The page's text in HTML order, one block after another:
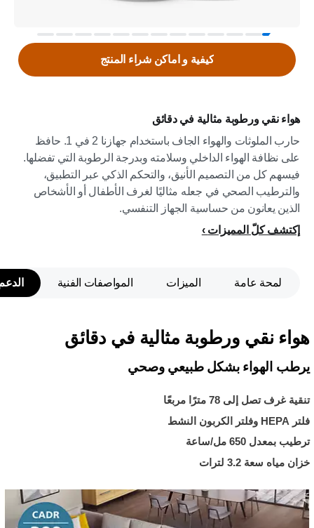
هواء نقي ورطوبة مثالية في دقائق
حارب الملوثات والهواء الجاف باستخدام جهازنا 2 في 1. حافظ
على نظافة الهواء الداخلي وسلامته وبدرجة الرطوبة التي تفضلها.
فيسهم كل من التصميم الأنيق، والتحكم الذكي عبر التطبيق،
والترطيب الصحي في جعله مثاليًا لغرف الأطفال أو الأشخاص
الذين يعانون من حساسية الجهاز التنفسي.
إكتشف كلّ المميزات
كيفية و اماكن شراء المنتج
لمحة عامة الميزات المواصفات الفنية
هواء نقي ورطوبة مثالية في دقائق
يرطب الهواء بشكل طبيعي وصحي
تنقية غرف تصل إلى 78 مترًا مربعًا
فلتر HEPA وفلتر الكربون النشط
ترطيب بمعدل 650 مل/ساعة
خزان مياه سعة 3.2 لترات